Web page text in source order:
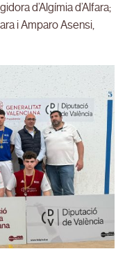
d’Algímia d’Alfara;
i Amparo Asensi,